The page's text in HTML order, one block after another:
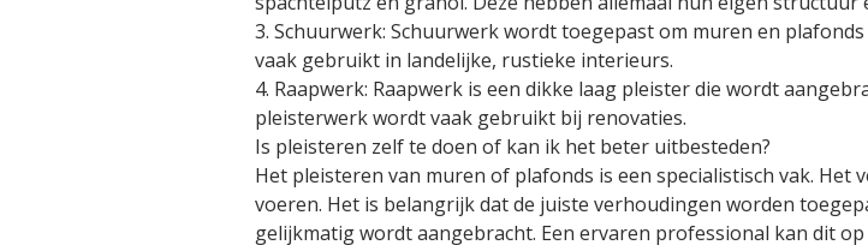
3. Schuurwerk: Schuurwerk wordt toegepast om muren en
vaak gebruikt in landelijke, rustieke interieurs.
4. Raapwerk: Raapwerk is een dikke laag pleister die wordt
pleisterwerk wordt vaak gebruikt bij renovaties.
Is pleisteren zelf te doen of kan ik het beter uitbesteden?
Het pleisteren van muren of plafonds is een specialistisch vak.
voeren. Het is belangrijk dat de juiste verhoudingen worden
gelijkmatig wordt aangebracht. Een ervaren professional kan dit